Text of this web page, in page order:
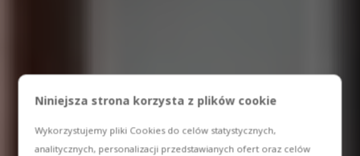
Niniejsza strona korzysta z plików cookie
Wykorzystujemy pliki Cookies do celów statystycznych,
analitycznych, personalizacji przedstawianych ofert oraz celów